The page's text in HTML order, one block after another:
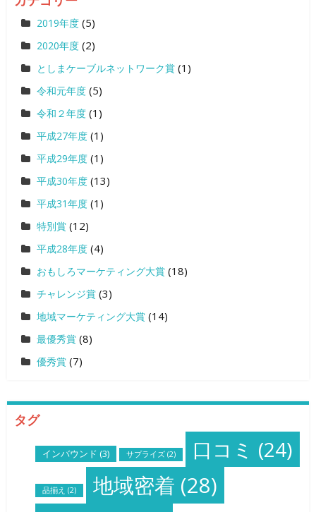
ビ
ゲ
ー
シ
ョ
ン
2019年度 (5)
2020年度 (2)
としまケーブルネットワーク賞 (1)
令和元年度 (5)
令和２年度 (1)
平成27年度 (1)
平成29年度 (1)
平成30年度 (13)
平成31年度 (1)
特別賞 (12)
平成28年度 (4)
おもしろマーケティング大賞 (18)
チャレンジ賞 (3)
地域マーケティング大賞 (14)
最優秀賞 (8)
優秀賞 (7)
タグ
インバウンド (3) サプライズ (2) 口コミ (24)
品揃え (2) 地域密着 (28)